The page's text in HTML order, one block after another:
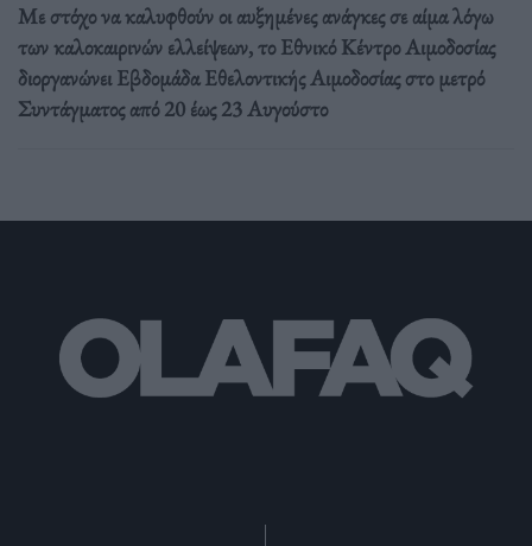
Με στόχο να καλυφθούν οι αυξημένες ανάγκες σε αίμα λόγω
των καλοκαιρινών ελλείψεων, το Εθνικό Κέντρο Αιμοδοσίας
διοργανώνει Εβδομάδα Εθελοντικής Αιμοδοσίας στο μετρό
Συντάγματος από 20 έως 23 Αυγούστο